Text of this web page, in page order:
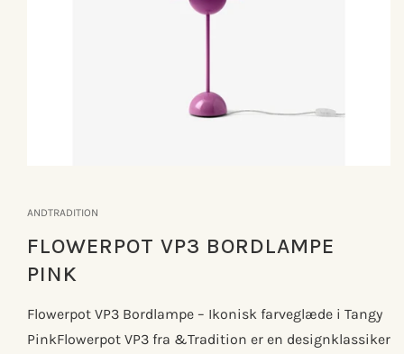
iANDTRADITION
FLOWERPOT VP3 BORDLAMPE
PINK
Flowerpot VP3 Bordlampe – Ikonisk farveglæde i Tangy
PinkFlowerpot VP3 fra &Tradition er en designklassiker